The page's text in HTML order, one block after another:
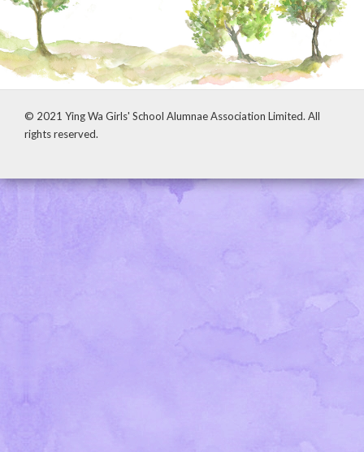
© 2021 Ying Wa Girls' School Alumnae Association Limited. All
rights reserved.